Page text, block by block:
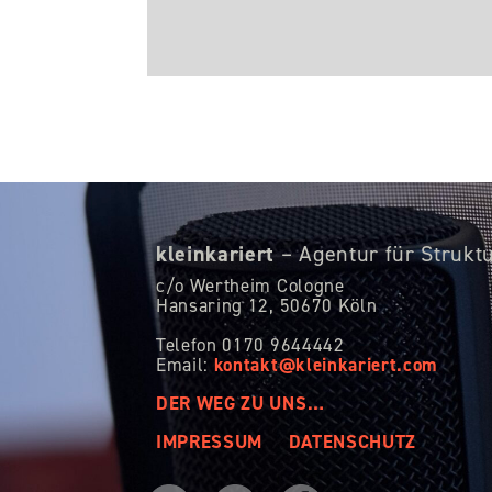
kleinkariert– Agentur für
c/o Wertheim Cologne
Hansaring 12, 50670 Köln
Telefon 0170 9644442
Email: kontakt@kleinkariert.com
DER WEG ZU UNS…
IMPRESSUM
DATENSCHUTZ